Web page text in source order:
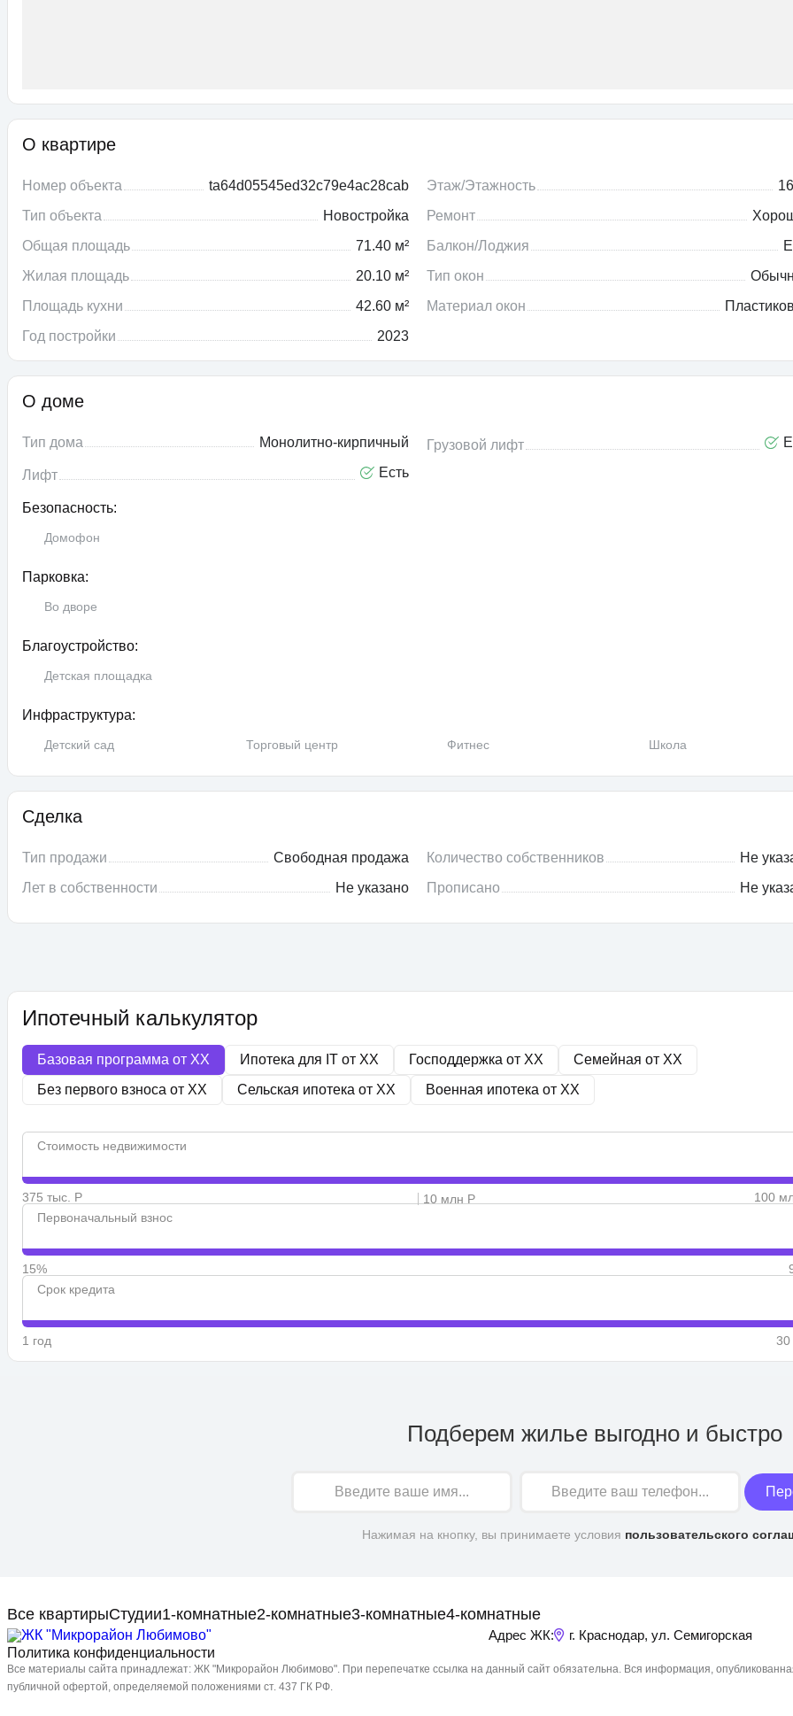
О квартире
Номер объекта
ta64d05545ed32c79e4ac28cab
Тип объекта
Новостройка
Общая площадь
71.40 м²
Жилая площадь
20.10 м²
Площадь кухни
42.60 м²
Год постройки
2023
Этаж/Этажность
Ремонт
Балкон/Лоджия
Тип окон
Материал окон
О доме
Тип дома Монолитно-кирпичный
Лифт Есть
Грузовой лифт
Безопасность:
Домофон
Парковка:
Во дворе
Благоустройство:
Детская площадка
Инфраструктура:
Детский сад Торговый центр Фитнес Школа
Сделка
Тип продажи
Свободная продажа
Лет в собственности
Не указано
Количество собственников
Не
Прописано
Не
Ипотечный калькулятор
Базовая программа от XX Ипотека для IT от XX Господдержка от XX Семейная от XX
Без первого взноса от XX Сельская ипотека от XX Военная ипотека от XX
Стоимость недвижимости
375 тыс. Р 10 млн Р
100
Первоначальный взнос
15%
Срок кредита
1 год 30
Подберем жилье выгодно и быстро
Нажимая на кнопку, вы принимаете условия пользовательского
Все квартирыСтудии1-комнатные2-комнатные3-комнатные4-комнатные
Адрес ЖК: г. Краснодар, ул. Семигорская
Политика конфиденциальности
Все материалы сайта принадлежат: ЖК "Микрорайон Любимово". При перепечатке ссылка на данный сайт обязательна. Вся информация,
публичной офертой, определяемой положениями ст. 437 ГК РФ.